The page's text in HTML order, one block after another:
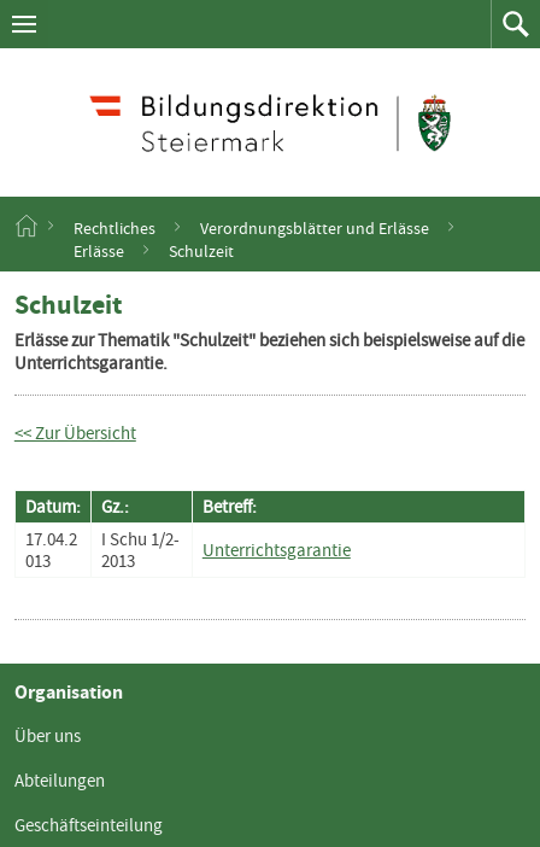
Zum
Inhalt
Navigation
Navigation
aufklappen
Zum
S
a
r
t
s
e
e
Rechtliches
Verordnungsblätter und Erlässe
Erlässe
Schulzeit
Schulzeit
Erlässe zur Thematik "Schulzeit" beziehen sich beispielsweise auf die
Unterrichtsgarantie.
<< Zur Übersicht
Datum: Gz.:
Betreff:
17.04.2
013
I Schu 1/2-
2013
Unterrichtsgarantie
Organisation
Über uns
Abteilungen
Geschäftseinteilung